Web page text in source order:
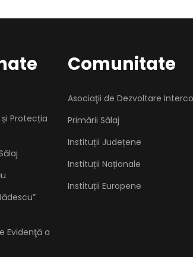
Protecția
Evidenţă a
Comunitate
Asociaţii de Dezvoltare
Primării Sălaj
Instituții Județene
Instituții Naționale
Instituții Europene